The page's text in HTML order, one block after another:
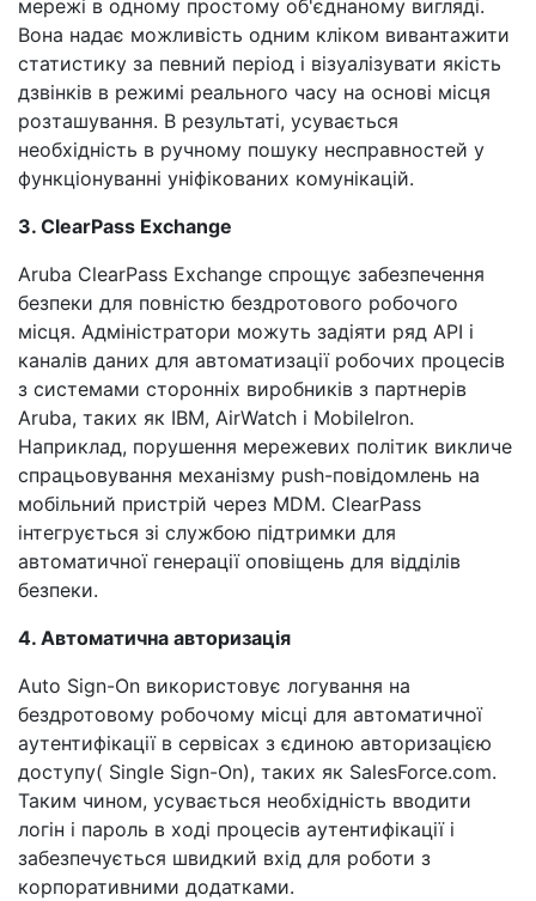
мережі в одному простому об'єднаному вигляді.
Вона надає можливість одним кліком вивантажити
статистику за певний період і візуалізувати якість
дзвінків в режимі реального часу на основі місця
розташування. В результаті, усувається
необхідність в ручному пошуку несправностей у
функціонуванні уніфікованих комунікацій.
3. ClearPass Exchange
Aruba ClearPass Exchange спрощує забезпечення
безпеки для повністю бездротового робочого
місця. Адміністратори можуть задіяти ряд API і
каналів даних для автоматизації робочих процесів
з системами сторонніх виробників з партнерів
Aruba, таких як IBM, AirWatch і MobileIron.
Наприклад, порушення мережевих політик викличе
спрацьовування механізму push-повідомлень на
мобільний пристрій через MDM. ClearPass
інтегрується зі службою підтримки для
автоматичної генерації оповіщень для відділів
безпеки.
4. Автоматична авторизація
Auto Sign-On використовує логування на
бездротовому робочому місці для автоматичної
аутентифікації в сервісах з єдиною авторизацією
доступу( Single Sign-On), таких як SalesForce.com.
Таким чином, усувається необхідність вводити
логін і пароль в ході процесів аутентифікації і
забезпечується швидкий вхід для роботи з
корпоративними додатками.